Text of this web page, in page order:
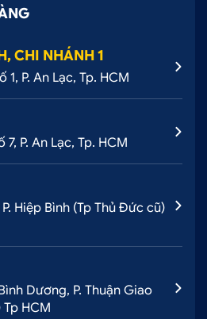
CHI NHÁNH 1
P. An Lạc, Tp. HCM
P. An Lạc, Tp. HCM
Hiệp Bình (Tp Thủ Đức cũ)
Dương, P. Thuận Giao
HCM